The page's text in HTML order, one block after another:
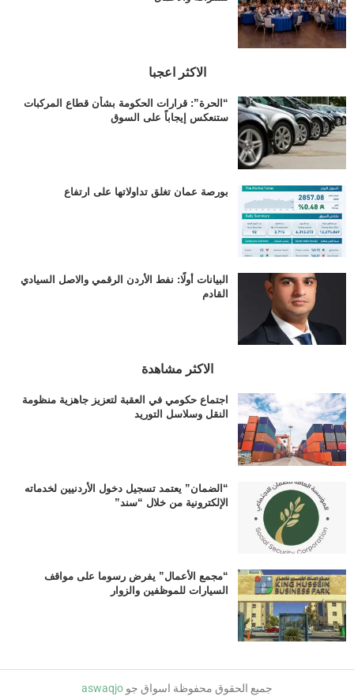
الاكثر اعجبا
“الحرة”: قرارات الحكومة بشأن قطاع المركبات
ستنعكس إيجاباً على السوق
بورصة عمان تغلق تداولاتها على ارتفاع
البيانات أولًا: نفط الأردن الرقمي والاصل السيادي
القادم
الاكثر مشاهدة
اجتماع حكومي في العقبة لتعزيز جاهزية منظومة
النقل وسلاسل التوريد
“الضمان” يعتمد تسجيل دخول الأردنيين لخدماته
الإلكترونية من خلال “سند”
“مجمع الأعمال” يفرض رسوما على مواقف
السيارات للموظفين والزوار
جميع الحقوق محفوظة اسواق جو aswaqjo